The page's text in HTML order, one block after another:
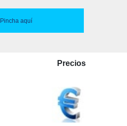
Pincha aquí
Precios